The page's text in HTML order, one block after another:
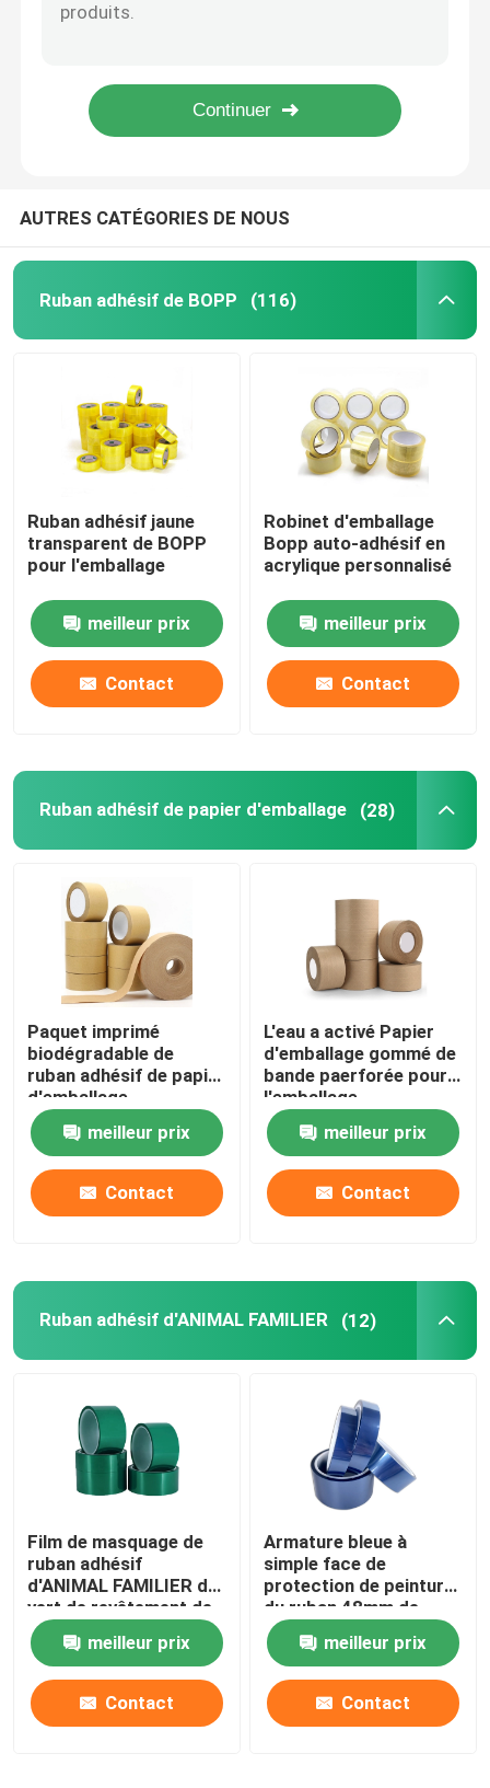
Petit pain enorme de bande de BOPP
Petit pain de film de bout droit
Ruban adhésif de emballage
Ruban adhésif de Polyimide
Ruban adhésif de mousse
Bande de MOPP
Petit pain de film protecteur
Petit pain enorme de papier d'emballage
AUTRES CATÉGORIES DE NOUS
Ruban adhésif de BOPP (116)
Ruban adhésif jaune
transparent de BOPP
pour l'emballage
meilleur prix
Contact
Robinet d'emballage
Bopp auto-adhésif en
acrylique personnalisé
meilleur prix
Contact
Ruban adhésif de papier d'emballage (28)
Paquet imprimé
biodégradable de
ruban adhésif de papier
d'emballage
meilleur prix
Contact
L'eau a activé Papier
d'emballage gommé de
bande paerforée pour
l'emballage
meilleur prix
Contact
Ruban adhésif d'ANIMAL FAMILIER (12)
Film de masquage de
ruban adhésif
d'ANIMAL FAMILIER de
vert de revêtement de
poudre de polyester
pour l'isolation
meilleur prix
Contact
Armature bleue à
simple face de
protection de peinture
du ruban 48mm de
polyester d'ANIMAL
FAMILIERmeilleur prix
Contact